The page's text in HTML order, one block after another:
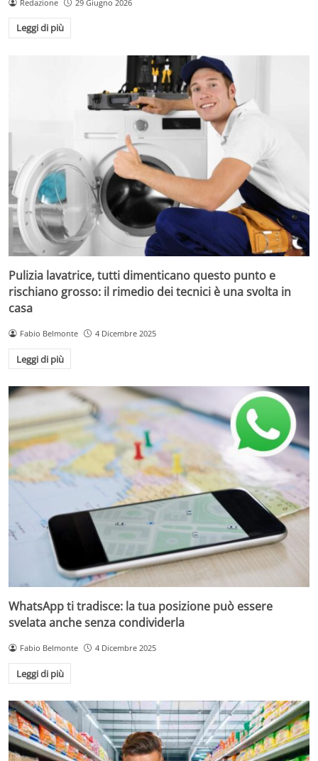
Redazione 29 Giugno 2026
Leggi di più
Pulizia lavatrice, tutti dimenticano questo punto e
rischiano grosso: il rimedio dei tecnici è una svolta in
casa
Fabio Belmonte 4 Dicembre 2025
Leggi di più
WhatsApp ti tradisce: la tua posizione può essere
svelata anche senza condividerla
Fabio Belmonte 4 Dicembre 2025
Leggi di più